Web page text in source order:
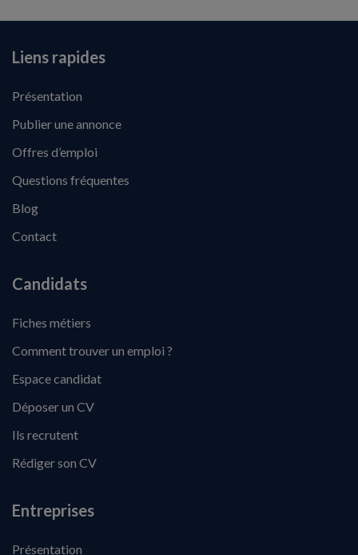
Liens rapides
Présentation
Publier une annonce
Offres d’emploi
Questions fréquentes
Blog
Contact
Candidats
Fiches métiers
Comment trouver un emploi ?
Espace candidat
Déposer un CV
Ils recrutent
Rédiger son CV
Entreprises
Présentation